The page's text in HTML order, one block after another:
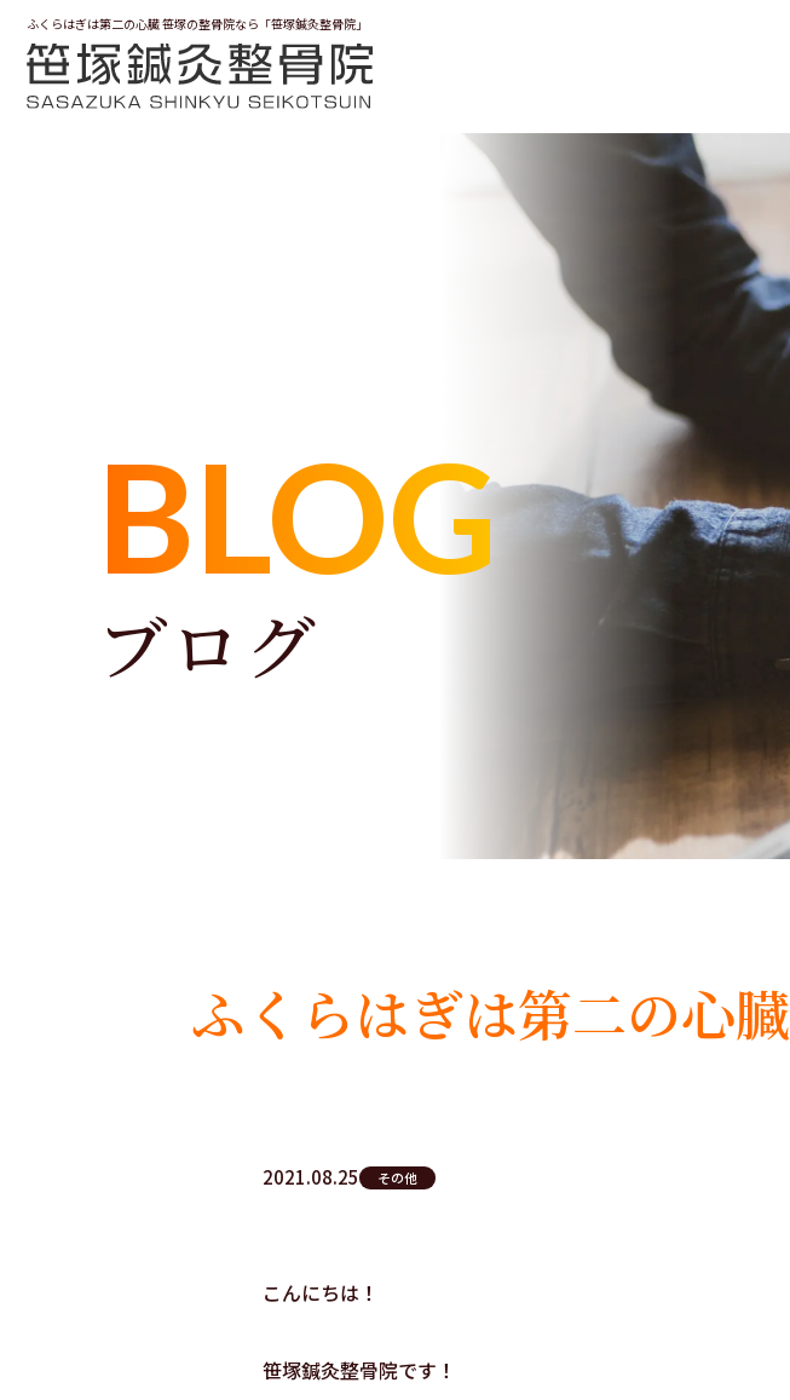
ふくらはぎは第二の心臓 笹塚の整骨院なら「笹塚鍼灸整骨院」
BLOG
ブログ
ふくらはぎは第二の心臓
2021.08.25 その他
こんにちは！
笹塚鍼灸整骨院です！